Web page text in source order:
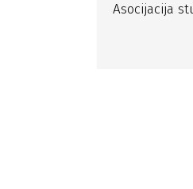
Asocijacija